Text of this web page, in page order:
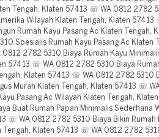
Tengah, Klaten 57413 ☏ WA 0812 2782
Wilayah Klaten Tengah, Klaten
Rumah Kayu Pasang Ac Klaten Tengah,
Spesialis Rumah Kayu Pasang Ac Klaten
2782 5310 Biaya Rumah Kayu
57413 ☏ WA 0812 2782 5310 Biaya
Klaten 57413 ☏ WA 0812 2782 5310
Murah Klaten Tengah, Klaten 57413 ☏
Pasang Ac Wilayah Klaten Tengah,
Buat Rumah Papan Minimalis Sederhana
☏ WA 0812 2782 5310 Biaya Bikin Rumah
Tengah, Klaten 57413 ☏ WA 0812 2782